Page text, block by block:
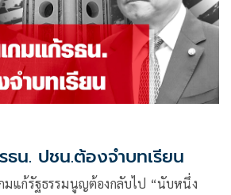
ธน. ปชน.ต้องจำบทเรียน
มแก้รัฐธรรมนูญต้องกลับไป “นับหนึ่ง